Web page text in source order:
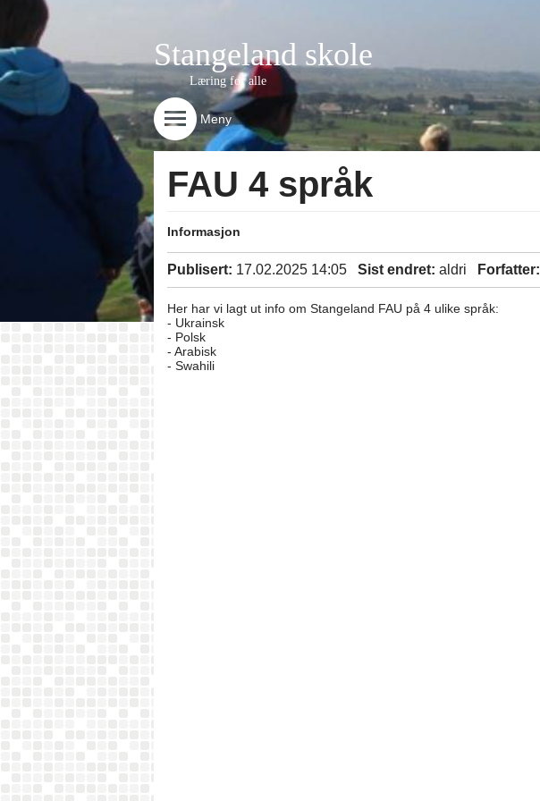
Stangeland skole
Læring for alle
Meny
FAU 4 språk
Informasjon
Publisert: 17.02.2025 14:05 Sist endret: aldri Forfatter:
Her har vi lagt ut info om Stangeland FAU på 4 ulike språk:
- Ukrainsk
- Polsk
- Arabisk
- Swahili